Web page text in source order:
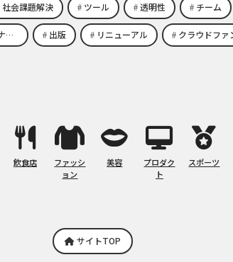
社会課題解決 ツール 透明性 チーム
出版 リニューアル クラウドファンデ
飲食店
ファッシ
ョン
美容
プロダク
ト
スポーツ
サイトTOP